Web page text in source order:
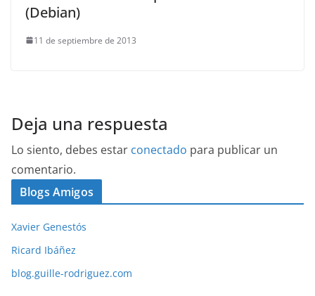
(Debian)
11 de septiembre de 2013
Deja una respuesta
Lo siento, debes estar conectado para publicar un
comentario.
Blogs Amigos
Xavier Genestós
Ricard Ibáñez
blog.guille-rodriguez.com